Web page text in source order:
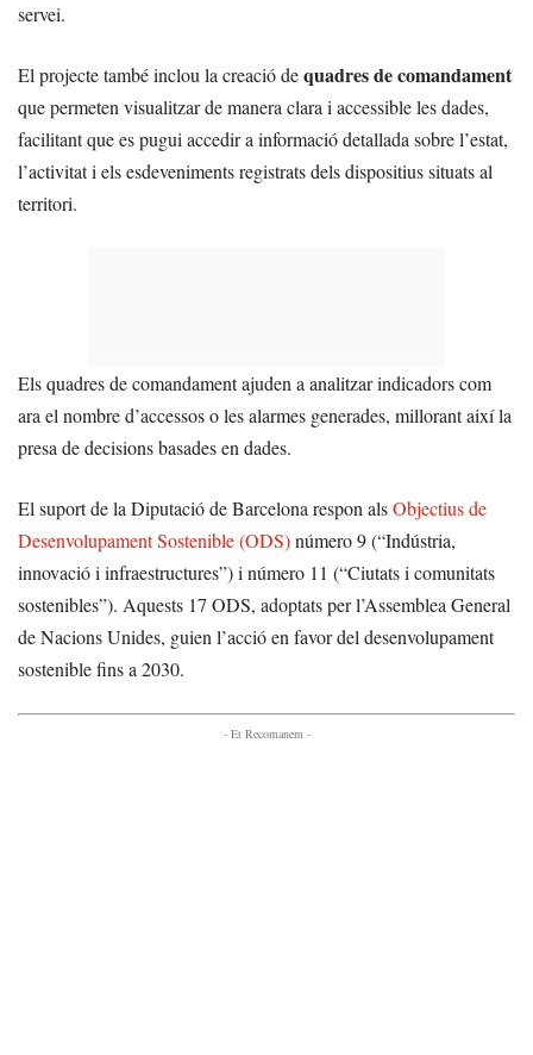
servei.
El projecte també inclou la creació dequadres de comandament
que permeten visualitzar de manera clara i accessible les dades,
facilitant que es pugui accedir a informació detallada sobre l’estat,
l’activitat i els esdeveniments registrats dels dispositius situats al
territori.
Els quadres de comandament ajuden a analitzar indicadors com
ara el nombre d’accessos o les alarmes generades, millorant així la
presa de decisions basades en dades.
El suport de la Diputació de Barcelona respon alsObjectius de
Desenvolupament Sostenible (ODS)número 9 (“Indústria,
innovació i infraestructures”) i número 11 (“Ciutats i comunitats
sostenibles”). Aquests 17 ODS, adoptats per l’Assemblea General
de Nacions Unides, guien l’acció en favor del desenvolupament
sostenible fins a 2030.
- Et Recomanem -